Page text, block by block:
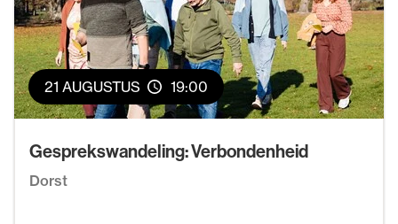
21 AUGUSTUS 19:00
Gesprekswandeling: Verbondenheid
Dorst